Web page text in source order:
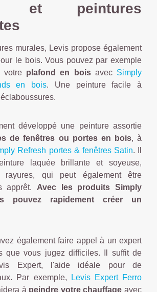
et peintures
murales, Levis propose également
le bois. Vous pouvez par exemple
votre plafond en boisavec Simply
en bois. Une peinture facile à
développé une peinture assortie
de fenêtres ou portes en bois, à
Refresh portes & fenêtres Satin. Il
laquée brillante et soyeuse,
rayures, qui peut également être
apprêt. Avec les produits Simply
pouvez rapidement créer un
également faire appel à un expert
que vous jugez difficiles. Il suffit de
Expert, l'aide idéale pour de
Par exemple,
Levis Expert Ferro
à peindre votre chauffage avec